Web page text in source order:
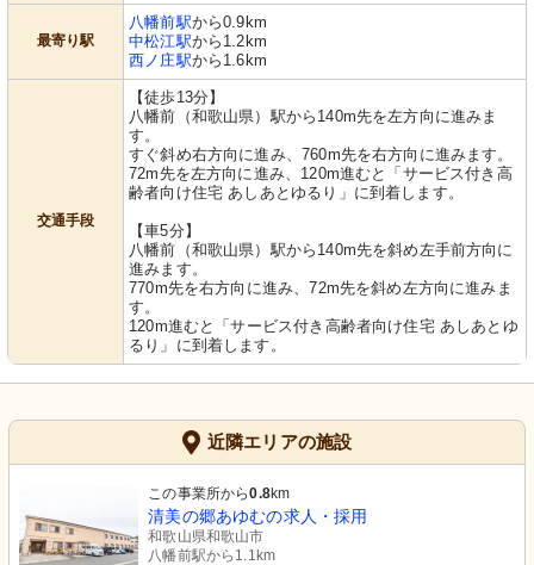
最寄り駅
八幡前駅から0.9km
中松江駅から1.2km
西ノ庄駅から1.6km
交通手段
【徒歩13分】
八幡前（和歌山県）駅から140m先を左方向に進みま
す。
すぐ斜め右方向に進み、760m先を右方向に進みます。
72m先を左方向に進み、120m進むと「サービス付き高
齢者向け住宅 あしあとゆるり」に到着します。
【車5分】
八幡前（和歌山県）駅から140m先を斜め左手前方向に
進みます。
770m先を右方向に進み、72m先を斜め左方向に進みま
す。
120m進むと「サービス付き高齢者向け住宅 あしあとゆ
るり」に到着します。
近隣エリアの施設
この事業所から0.8km
清美の郷あゆむの求人・採用
和歌山県和歌山市
八幡前駅から1.1km